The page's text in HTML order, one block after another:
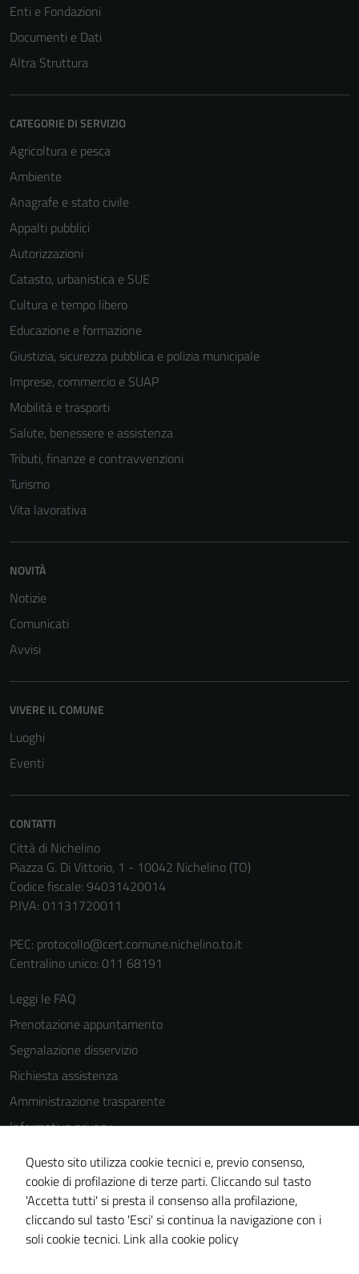
Enti e Fondazioni
Documenti e Dati
Altra Struttura
CATEGORIE DI SERVIZIO
Agricoltura e pesca
Ambiente
Anagrafe e stato civile
Appalti pubblici
Autorizzazioni
Catasto, urbanistica e SUE
Cultura e tempo libero
Educazione e formazione
Giustizia, sicurezza pubblica e polizia municipale
Imprese, commercio e SUAP
Mobilità e trasporti
Salute, benessere e assistenza
Tributi, finanze e contravvenzioni
Turismo
Vita lavorativa
NOVITÀ
Notizie
Comunicati
Avvisi
VIVERE IL COMUNE
Luoghi
Eventi
CONTATTI
Città di Nichelino
Piazza G. Di Vittorio, 1 - 10042 Nichelino (TO)
Codice fiscale: 94031420014
P.IVA: 01131720011
PEC: protocollo@cert.comune.nichelino.to.it
Centralino unico: 011 68191
Leggi le FAQ
Prenotazione appuntamento
Segnalazione disservizio
Richiesta assistenza
Amministrazione trasparente
Informativa privacy
Note legali
Dichiarazione di accessibilità
Piano di miglioramento del sito
Questo sito utilizza cookie tecnici e, previo consenso,
cookie di profilazione di terze parti. Cliccando sul tasto
'Accetta tutti' si presta il consenso alla profilazione,
cliccando sul tasto 'Esci' si continua la navigazione con i
soli cookie tecnici. Link alla cookie policy
funzionamento
informazioni